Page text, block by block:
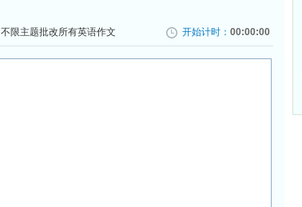
不限主题批改所有英语作文 开始计时： 00:00:00